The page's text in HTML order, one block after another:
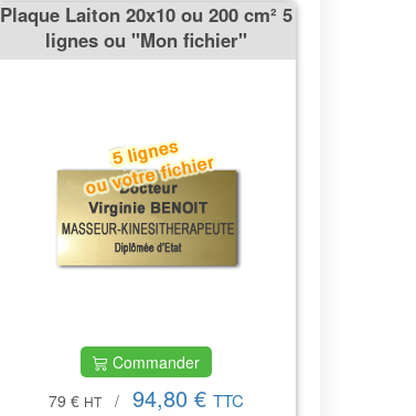
Plaque Laiton 20x10 ou 200 cm² 5
lignes ou ''Mon fichier''
Commander
79 € HT / 94,80 € TTC